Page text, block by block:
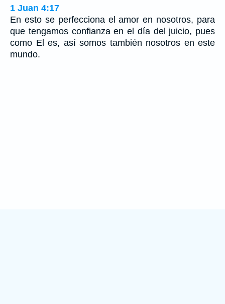
1 Juan 4:17
En esto se perfecciona el amor en nosotros, para
que tengamos confianza en el día del juicio, pues
como El es, así somos también nosotros en este
mundo.